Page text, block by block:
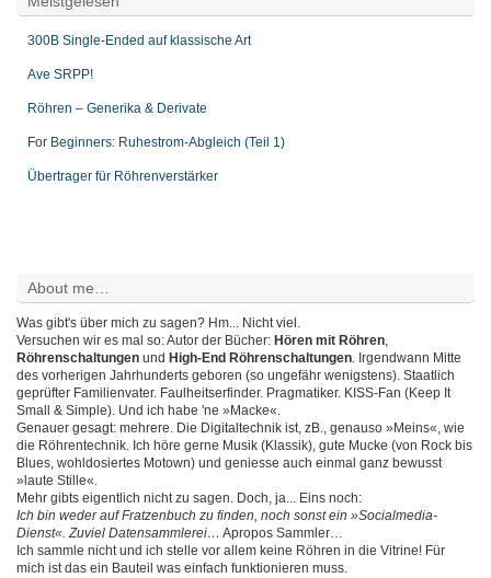
300B Single-Ended auf klassische Art
Ave SRPP!
Röhren – Generika & Derivate
For Beginners: Ruhestrom-Abgleich (Teil 1)
Übertrager für Röhrenverstärker
About me…
Was gibt's über mich zu sagen? Hm... Nicht viel.
Versuchen wir es mal so: Autor der Bücher: Hören mit Röhren,
Röhrenschaltungen und High-End Röhrenschaltungen. Irgendwann Mitte
des vorherigen Jahrhunderts geboren (so ungefähr wenigstens). Staatlich
geprüfter Familienvater. Faulheitserfinder. Pragmatiker. KISS-Fan (Keep It
Small & Simple). Und ich habe 'ne »Macke«.
Genauer gesagt: mehrere. Die Digitaltechnik ist, zB., genauso »Meins«, wie
die Röhrentechnik. Ich höre gerne Musik (Klassik), gute Mucke (von Rock bis
Blues, wohldosiertes Motown) und geniesse auch einmal ganz bewusst
»laute Stille«.
Mehr gibts eigentlich nicht zu sagen. Doch, ja... Eins noch:
Ich bin weder auf Fratzenbuch zu finden, noch sonst ein »Socialmedia-
Dienst«. Zuviel Datensammlerei… Apropos Sammler…
Ich sammle nicht und ich stelle vor allem keine Röhren in die Vitrine! Für
mich ist das ein Bauteil was einfach funktionieren muss.